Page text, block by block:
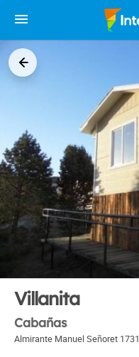
Villanita
Cabañas
Almirante Manuel Señoret 1731